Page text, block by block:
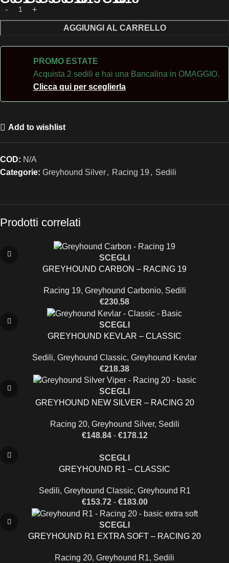
AGGIUNGI AL CARRELLO
PROMO ESTATE
Acquista 2 sedili e hai una Bancalina in OMAGGIO.
Clicca qui per sceglierla
Add to wishlist
COD: N/A
Categorie: Greyhound Silver, Racing 19 , Sedili
Prodotti correlati
SCEGLI
GREYHOUND CARBON – RACING 19
Racing 19, Greyhound Carbonio, Sedili
€230.58
SCEGLI
GREYHOUND KEVLAR – CLASSIC
Sedili, Greyhound Classic, Greyhound Kevlar
€218.38
SCEGLI
GREYHOUND NEW SILVER – RACING 20
Racing 20, Greyhound Silver, Sedili
€148.84 - €178.12
SCEGLI
GREYHOUND R1 – CLASSIC
Sedili, Greyhound Classic, Greyhound R1
€153.72 - €183.00
SCEGLI
GREYHOUND R1 EXTRA SOFT – RACING 20
Racing 20, Greyhound R1, Sedili